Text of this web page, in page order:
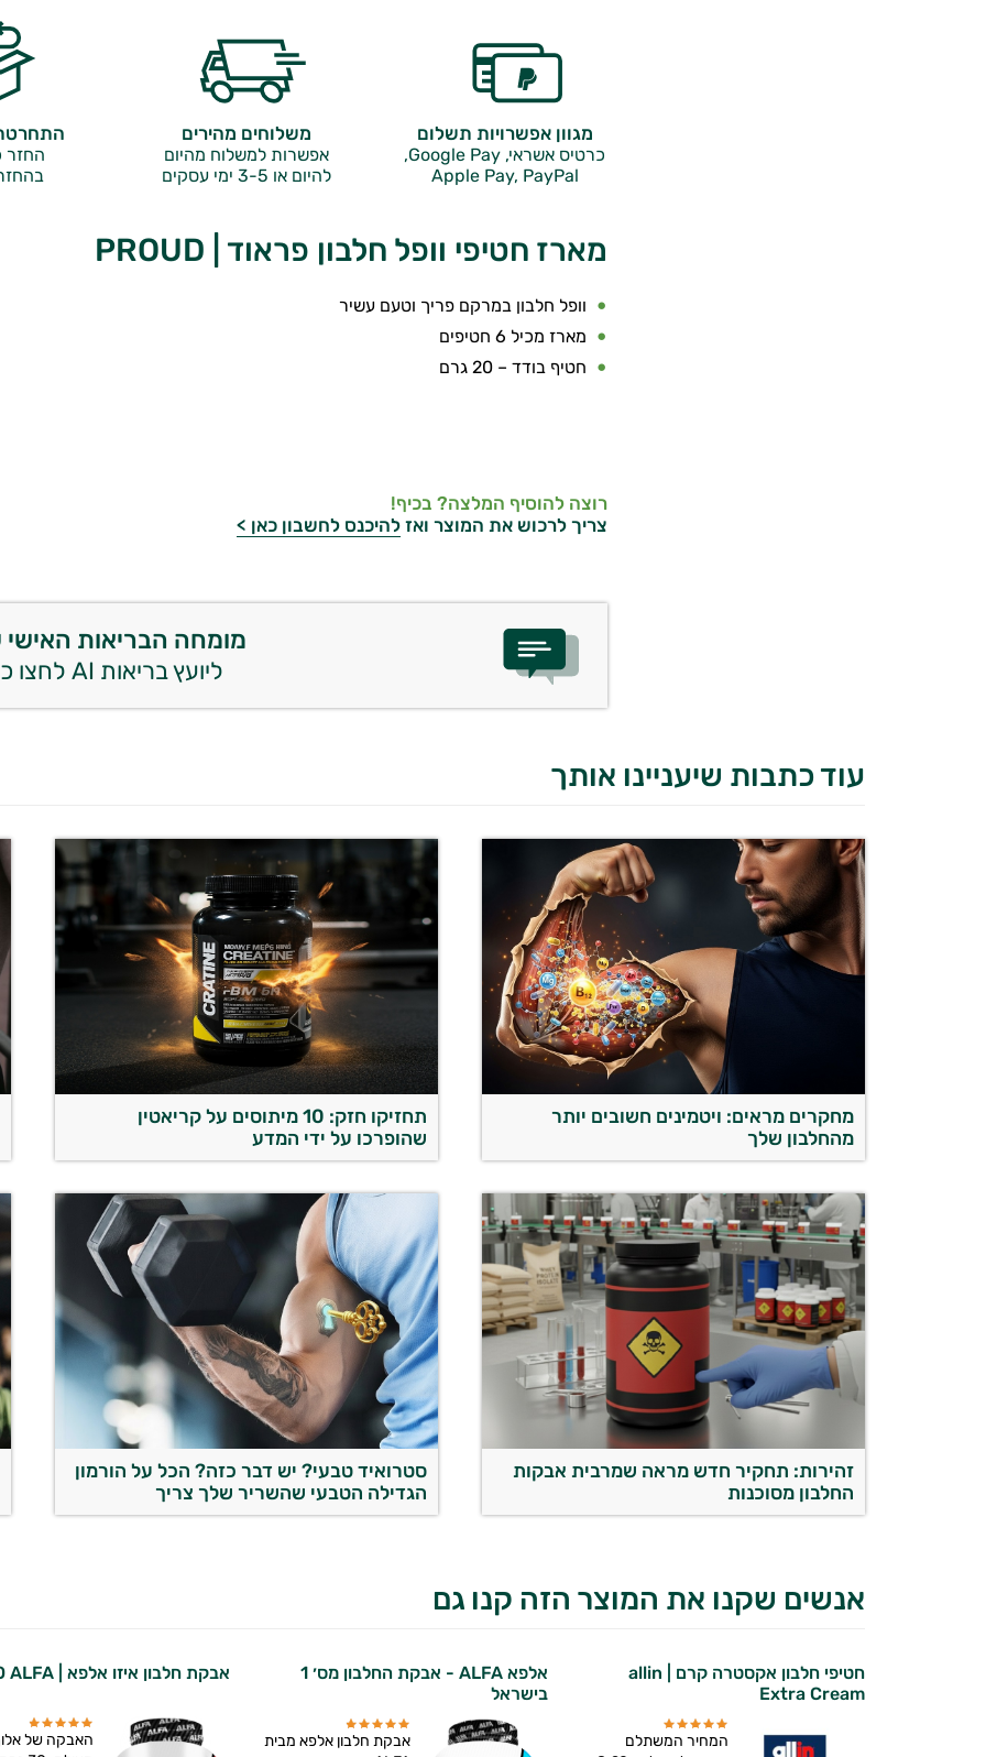
מגוון אפשרויות תשלום
כרטיס אשראי, Google Pay,
Apple Pay, PayPal
משלוחים מהירים
אפשרות למשלוח מהיום
להיום או 3-5 ימי עסקים
החזר
מארז חטיפי וופל חלבון פראוד | PROUD
וופל חלבון במרקם פריך וטעם עשיר
מארז מכיל 6 חטיפים
חטיף בודד – 20 גרם
רוצה להוסיף המלצה? בכיף!
צריך לרכוש את המוצר ואז להיכנס לחשבון כאן >
מומחה הבריאות
ליועץ בריאות AI לחצו כאן
עוד כתבות שיעניינו אותך
מחקרים מראים: ויטמינים חשובים יותר
מהחלבון שלך
תחזיקו חזק: 10 מיתוסים על קריאטין
שהופרכו על ידי המדע
זהירות: תחקיר חדש מראה שמרבית אבקות
החלבון מסוכנות
סטרואיד טבעי? יש דבר כזה? הכל על הורמון
הגדילה הטבעי שהשריר שלך צריך
אנשים שקנו את המוצר הזה קנו גם
חטיפי חלבון אקסטרה קרם | allin
Extra Cream
המחיר המשתלם
אלפא ALFA - אבקת החלבון מס׳ 1
בישראל
אבקת חלבון אלפא מבית
אבקת חלבון איזו אלפא | ISO ALFA
האבקה של